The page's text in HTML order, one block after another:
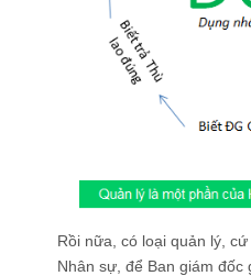
Rồi nữa, có loại quản lý,
Nhân sự, để Ban giám